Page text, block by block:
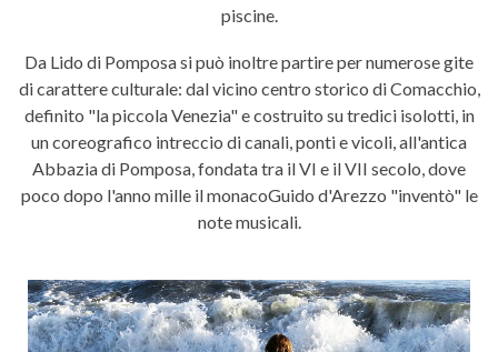
piscine.
Da Lido di Pomposa si può inoltre partire per numerose gite
di carattere culturale: dal vicino centro storico di Comacchio,
definito "la piccola Venezia" e costruito su tredici isolotti, in
un coreografico intreccio di canali, ponti e vicoli, all'antica
Abbazia di Pomposa, fondata tra il VI e il VII secolo, dove
poco dopo l'anno mille il monacoGuido d'Arezzo "inventò" le
note musicali.